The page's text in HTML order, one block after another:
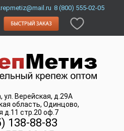
8 (800) 555-02-05
, ул. Верейская, д.29А
область, Одинцово,
д.11 стр.20 оф.7
138-88-83